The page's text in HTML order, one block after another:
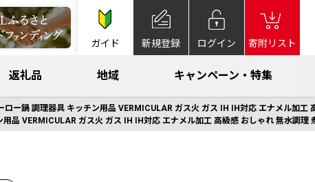
ガイド 新規登録 ログイン 寄附リスト
返礼品 地域 キャンペーン・特集
ー鍋 調理器具 キッチン用品 VERMICULAR ガス火 ガス IH IH対応 エナメル加
VERMICULAR ガス火 ガス IH IH対応 エナメル加工 高級感 おしゃれ 無水調